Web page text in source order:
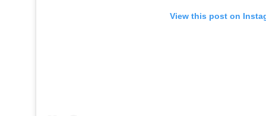
View this post on